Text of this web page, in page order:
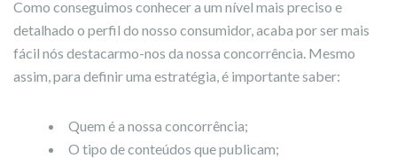
Como conseguimos conhecer a um nível mais preciso e
detalhado o perfil do nosso consumidor, acaba por ser mais
fácil nós destacarmo-nos da nossa concorrência. Mesmo
assim, para definir uma estratégia, é importante saber:
Quem é a nossa concorrência;
O tipo de conteúdos que publicam;